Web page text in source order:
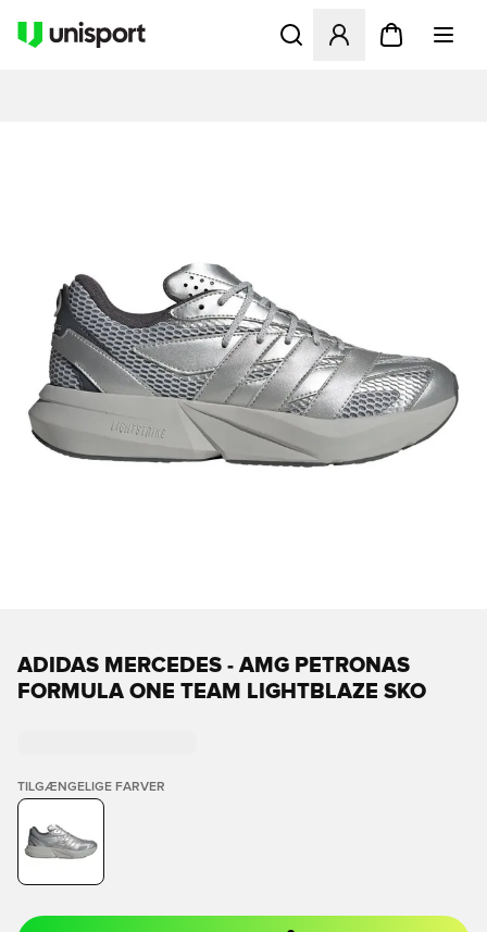
Åbner en Modal til at
ADIDAS MERCEDES - AMG PETRONAS
FORMULA ONE TEAM LIGHTBLAZE SKO
TILGÆNGELIGE FARVER